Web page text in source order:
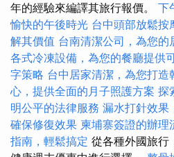
年的經驗來編譯其旅行報價。 下
愉快的午後時光 台中頭部放鬆按
解其價值 台南清潔公司，為您
各式冷凍設備，為您的餐廳提供
字策略 台中居家清潔，為您打造
心，提供全面的月子照護方案 探
明公平的法律服務 漏水打針效果
確保修復效果 柬埔寨簽證的辦理
指南，輕鬆搞定 從各種外國旅行